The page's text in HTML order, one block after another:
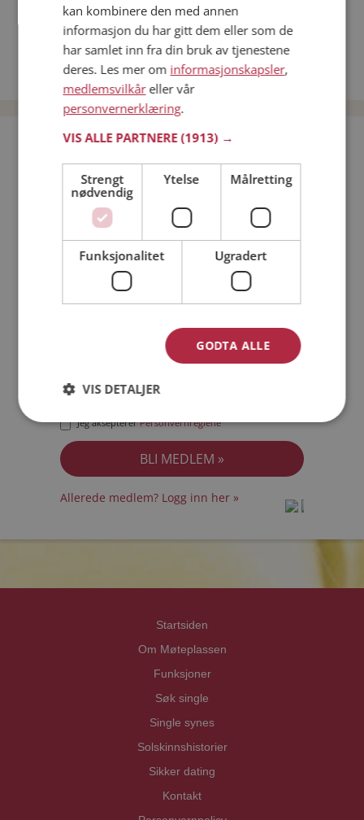
Andre single fra Nittedal
Menn fra Nittedal
Date kvinner i Norge
Date menn i Norge
Bli medlem gratis!
Jeg er en:
Jeg akseptererPersonvernreglene
Allerede medlem? Logg inn her »
Startsiden
Om Møteplassen
Funksjoner
Søk single
Single synes
Solskinnshistorier
Sikker dating
Kontakt
kan kombinere den med annen
informasjon du har gitt dem eller som de
har samlet inn fra din bruk av tjenestene
deres. Les mer om informasjonskapsler,
medlemsvilkåreller vår
personvernerklæring.
VIS ALLE PARTNERE(1913) →
Strengt
nødvendig
Ytelse Målretting
Funksjonalitet Ugradert
GODTA ALLE
VIS DETALJER